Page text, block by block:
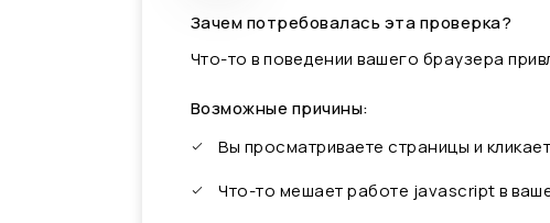
Зачем потребовалась эта проверка?
Что-то в поведении вашего браузера
Возможные причины:
Вы просматриваете страницы и
Что-то мешает работе javascript в